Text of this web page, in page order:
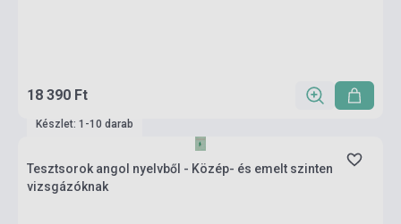
18 390 Ft
Készlet: 1-10 darab
Tesztsorok angol nyelvből - Közép- és emelt szinten
vizsgázóknak